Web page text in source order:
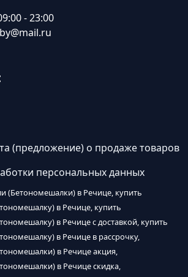
- 23:00
(предложение) о продаже товаров
персональных данных
(Бетономешалки) в Речице, купить
в Речице, купить
в Речице с доставкой, купить
в Речице в рассрочку,
в Речице акция,
в Речице скидка,